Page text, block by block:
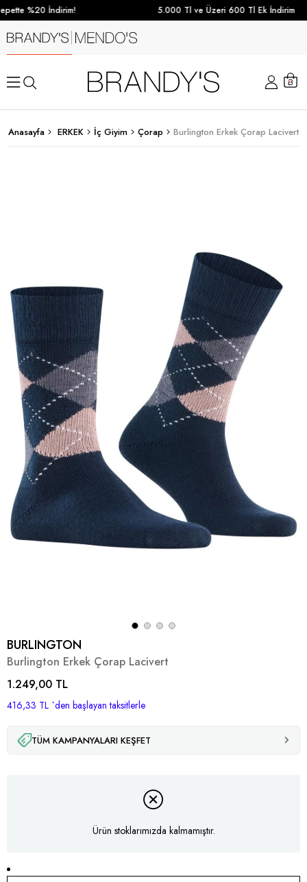
%20 İndirim! 5.000 Tl ve Üzeri 600 Tl Ek İndirim
Anasayfa ERKEK İç Giyim Çorap Burlington Erkek Çorap Lacivert
BURLINGTON
Burlington Erkek Çorap Lacivert
1.249,00 TL
416,33 TL `den başlayan taksitlerle
TÜM KAMPANYALARI KEŞFET
Ürün stoklarımızda kalmamıştır.